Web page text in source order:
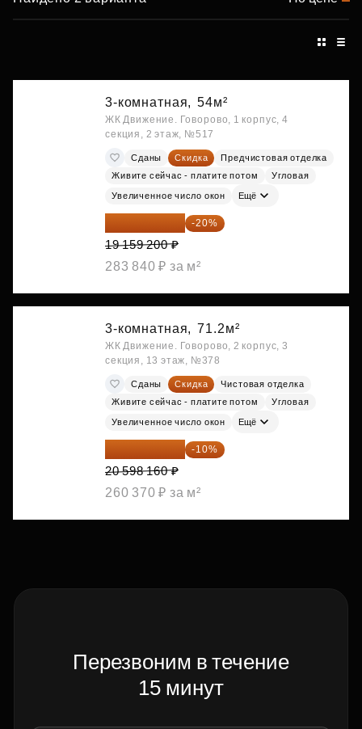
3-комнатная, 54м²
ЖК Движение. Говорово, 1 корпус, 4
секция, 2 этаж, №517
Сданы Скидка
Предчистовая отделка
Живите сейчас - платите потом
Угловая
Увеличенное число окон Ещё
15 327 360 ₽ -20%
19 159 200 ₽
283 840 ₽ за м²
3-комнатная, 71.2м²
ЖК Движение. Говорово, 2 корпус, 3
секция, 13 этаж, №378
Сданы Скидка
Чистовая отделка
Живите сейчас - платите потом
Угловая
Увеличенное число окон Ещё
18 538 344 ₽ -10%
20 598 160 ₽
260 370 ₽ за м²
Перезвоним в течение
15 минут